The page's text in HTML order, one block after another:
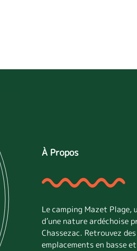
À Propos
Le camping Mazet
d’une nature ardéchoise
Chassezac. Retrouvez
emplacements en basse